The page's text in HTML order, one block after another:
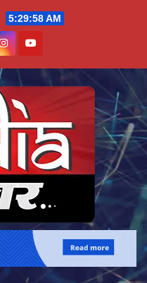
5:29:59 AM